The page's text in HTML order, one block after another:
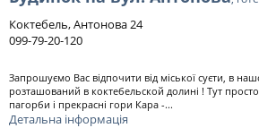
Коктебель, Антонова 24
099-79-20-120
Запрошуємо Вас відпочити від міської суєти, в
розташований в коктебельской долині ! Тут
пагорби і прекрасні гори Кара -...
Детальна інформація